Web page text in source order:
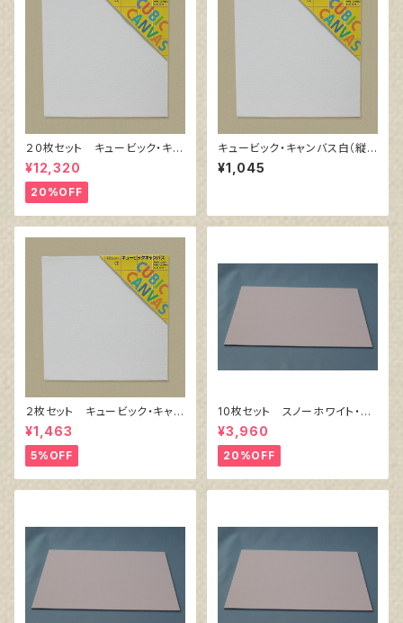
２０枚セット キュービック・キャ
ンバス白（縦200㎜×横200㎜×
厚38㎜）
¥12,320
20%OFF
キュービック・キャンバス白（縦3
00㎜×横300㎜×厚38㎜）
¥1,045
２枚セット キュービック・キャン
バス白（縦200㎜×横200㎜×厚
38㎜）
¥1,463
5%OFF
10枚セット スノーホワイト・キ
ャンバスボード F4 サイズ
333㎜x242㎜
¥3,960
20%OFF